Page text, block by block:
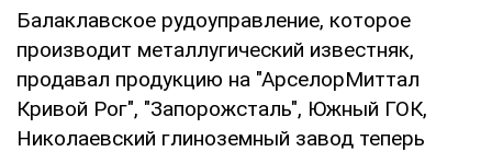
Балаклавское рудоуправление, которое
производит металлугический известняк,
продавал продукцию на "АрселорМиттал
Кривой Рог", "Запорожсталь", Южный ГОК,
Николаевский глиноземный завод теперь